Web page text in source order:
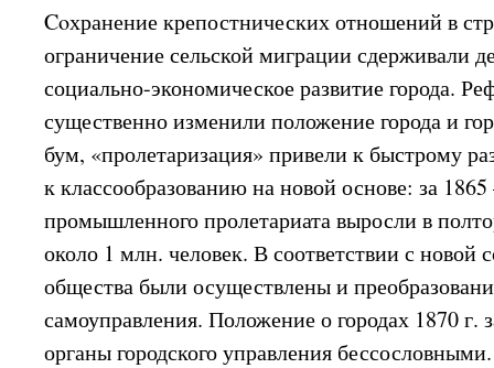
Coхранение крепостнических отношений в
ограничение сельской миграции сдерживали
социально-экономическое развитие города.
существенно изменили положение города и
бум, «пролетаризация» привели к быстрому
к классообразованию на новой основе: за
промышленного пролетариата выросли в
около 1 млн. человек. В соответствии с новой
общества были осуществлены и
самоуправления. Положение о городах 1870 г.
органы городского управления